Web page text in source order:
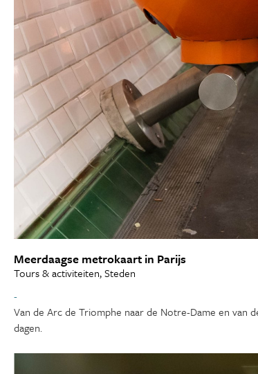
Meerdaagse metrokaart in Parijs
Tours & activiteiten, Steden
-
Van de Arc de Triomphe naar de Notre-Dame en van
dagen.